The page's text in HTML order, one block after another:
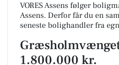
VORES Assens følger
Assens. Derfor får du en
seneste bolighandler fra
1.800.000 kr.